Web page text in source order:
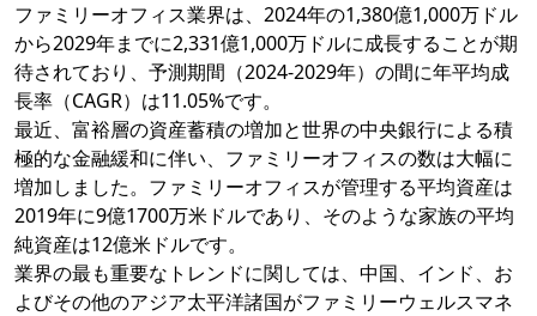
ファミリーオフィス業界は、2024年の1,380億1,000万ドル
から2029年までに2,331億1,000万ドルに成長することが期
待されており、予測期間（2024-2029年）の間に年平均成
長率（CAGR）は11.05%です。
最近、富裕層の資産蓄積の増加と世界の中央銀行による積
極的な金融緩和に伴い、ファミリーオフィスの数は大幅に
増加しました。ファミリーオフィスが管理する平均資産は
2019年に9億1700万米ドルであり、そのような家族の平均
純資産は12億米ドルです。
業界の最も重要なトレンドに関しては、中国、インド、お
よびその他のアジア太平洋諸国がファミリーウェルスマネ